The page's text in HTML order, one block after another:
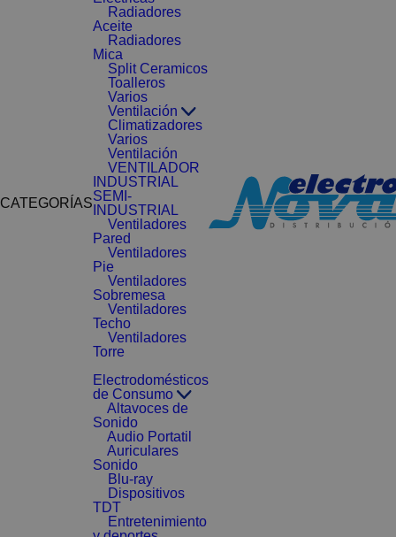
CATEGORÍAS
Radiadores
Aceite
Radiadores
Mica
Split Ceramicos
Toalleros
Varios
Ventilación
Climatizadores
Varios
Ventilación
VENTILADOR
INDUSTRIAL
SEMI-
INDUSTRIAL
Ventiladores
Pared
Ventiladores
Pie
Ventiladores
Sobremesa
Ventiladores
Techo
Ventiladores
Torre
Electrodomésticos
de Consumo
Altavoces de
Sonido
Audio Portatil
Auriculares
Sonido
Blu-ray
Dispositivos
TDT
Entretenimiento